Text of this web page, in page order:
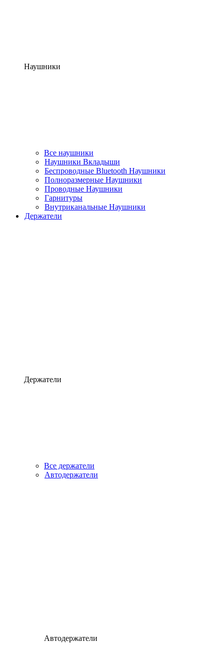
Наушники
Все наушники
Наушники Вкладыши
Беспроводные Bluetooth Наушники
Полноразмерные Наушники
Проводные Наушники
Гарнитуры
Внутриканальные Наушники
Держатели
Держатели
Все держатели
Автодержатели
Автодержатели